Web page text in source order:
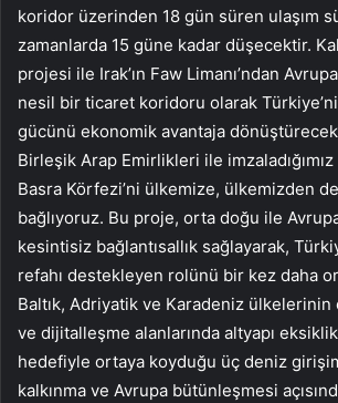
koridor üzerinden 18 gün süren ulaşım
zamanlarda 15 güne kadar düşecektir.
projesi ile Irak’ın Faw Limanı’ndan
nesil bir ticaret koridoru olarak
gücünü ekonomik avantaja
Birleşik Arap Emirlikleri ile
Basra Körfezi’ni ülkemize, ülkemizden
bağlıyoruz. Bu proje, orta doğu ile
kesintisiz bağlantısallık sağlayarak,
refahı destekleyen rolünü bir kez daha
Baltık, Adriyatik ve Karadeniz ülkelerinin
ve dijitalleşme alanlarında altyapı
hedefiyle ortaya koyduğu üç deniz
kalkınma ve Avrupa bütünleşmesi